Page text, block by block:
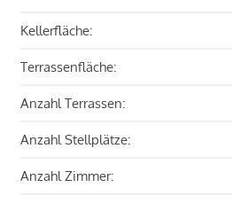
Kellerfläche:
Terrassenfläche:
Anzahl Terrassen:
Anzahl Stellplätze:
Anzahl Zimmer: